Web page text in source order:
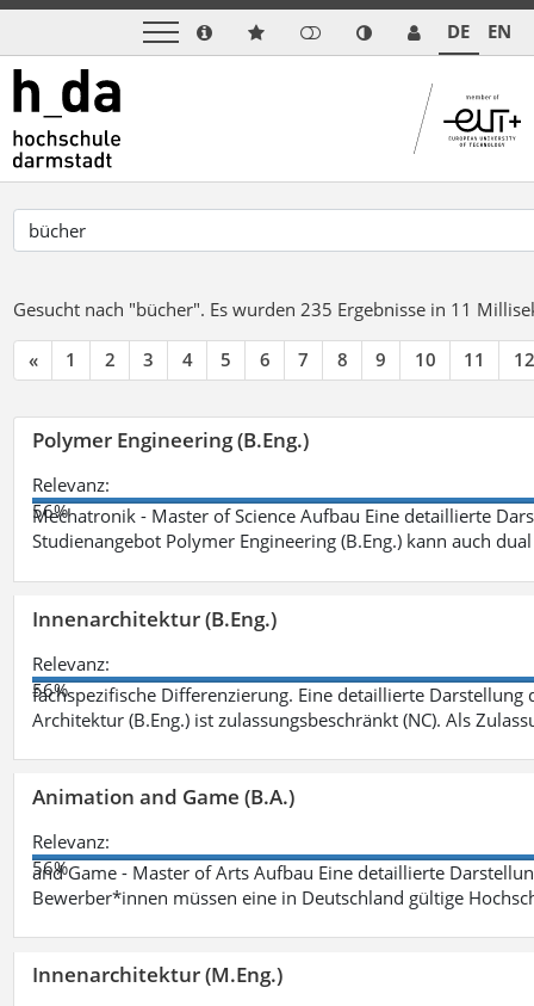
DE EN
Gesucht nach "bücher". Es wurden 235 Ergebnisse in 11
« 1 2 3 4 5 6 7 8 9 10 11 12
Polymer Engineering (B.Eng.)
Relevanz:
56%
Mechatronik - Master of Science Aufbau Eine detaillierte
Studienangebot Polymer Engineering (B.Eng.) kann auch
Innenarchitektur (B.Eng.)
Relevanz:
56%
fachspezifische Differenzierung. Eine detaillierte
Architektur (B.Eng.) ist zulassungsbeschränkt (NC). Als
Animation and Game (B.A.)
Relevanz:
56%
and Game - Master of Arts Aufbau Eine detaillierte
Bewerber*innen müssen eine in Deutschland gültige
Innenarchitektur (M.Eng.)